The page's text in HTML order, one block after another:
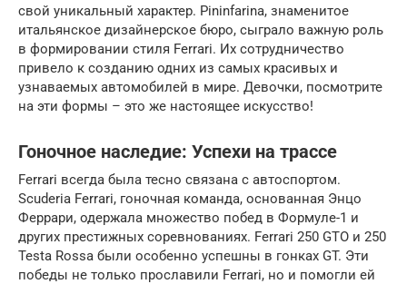
свой уникальный характер. Pininfarina, знаменитое
итальянское дизайнерское бюро, сыграло важную роль
в формировании стиля Ferrari. Их сотрудничество
привело к созданию одних из самых красивых и
узнаваемых автомобилей в мире. Девочки, посмотрите
на эти формы – это же настоящее искусство!
Гоночное наследие: Успехи на трассе
Ferrari всегда была тесно связана с автоспортом.
Scuderia Ferrari, гоночная команда, основанная Энцо
Феррари, одержала множество побед в Формуле-1 и
других престижных соревнованиях. Ferrari 250 GTO и 250
Testa Rossa были особенно успешны в гонках GT. Эти
победы не только прославили Ferrari, но и помогли ей